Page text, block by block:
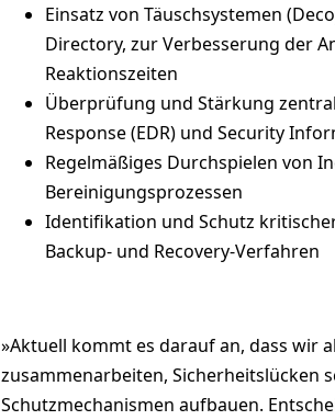
Einsatz von Täuschsystemen
Directory, zur Verbesserung der
Reaktionszeiten
Überprüfung und Stärkung
Response (EDR) und Security
Regelmäßiges Durchspielen von
Bereinigungsprozessen
Identifikation und Schutz
Backup- und Recovery-Verfahren
»Aktuell kommt es darauf an, dass wir
zusammenarbeiten, Sicherheitslücken
Schutzmechanismen aufbauen.